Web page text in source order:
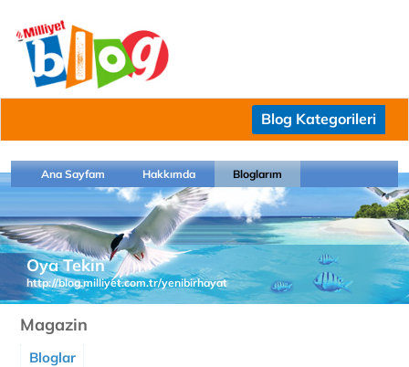
Blog Kategorileri
Ana Sayfam Hakkımda Bloglarım
Oya Tekin
http://blog.milliyet.com.tr/yenibirhayat
Magazin
Bloglar